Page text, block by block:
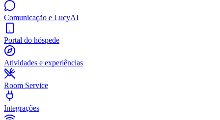
Comunicação e LucyAI
Portal do hóspede
Atividades e experiências
Room Service
Integrações